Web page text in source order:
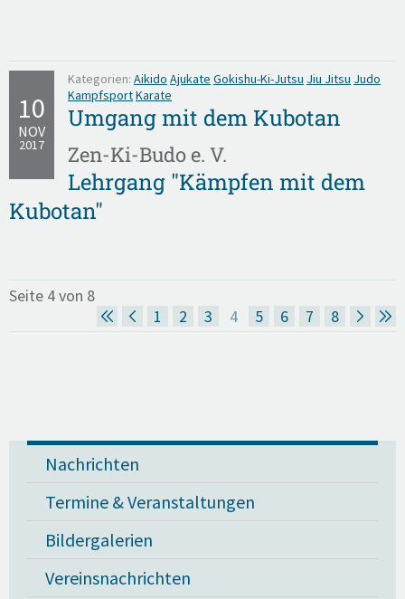
10
NOV
2017
Kategorien: Aikido Ajukate Gokishu-Ki-Jutsu Jiu Jitsu Judo
KampfsportKarate
Umgang mit dem Kubotan
Zen-Ki-Budo e. V.
Lehrgang "Kämpfen mit dem
Kubotan"
Seite 4 von 8
1
2 3 4 5 6 7 8
Nachrichten
Termine & Veranstaltungen
Bildergalerien
Vereinsnachrichten